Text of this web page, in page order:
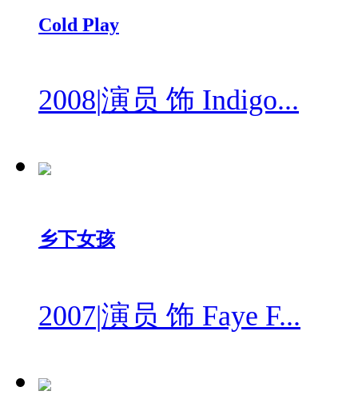
Cold Play
2008|演员 饰 Indigo...
乡下女孩
2007|演员 饰 Faye F...